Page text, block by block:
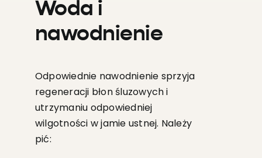
Woda i
nawodnienie
Odpowiednie nawodnienie sprzyja
regeneracji błon śluzowych i
utrzymaniu odpowiedniej
wilgotności w jamie ustnej. Należy
pić: